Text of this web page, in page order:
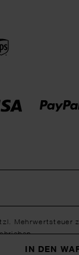
IN DEN
Mehrwertsteuer
bei erstmaliger